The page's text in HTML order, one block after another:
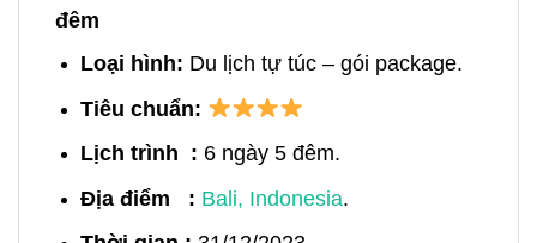
đêm
Loại hình: Du lịch tự túc – gói package.
Tiêu chuẩn:
Lịch trình : 6ngày 5 đêm.
Địa điểm : Bali, Indonesia.